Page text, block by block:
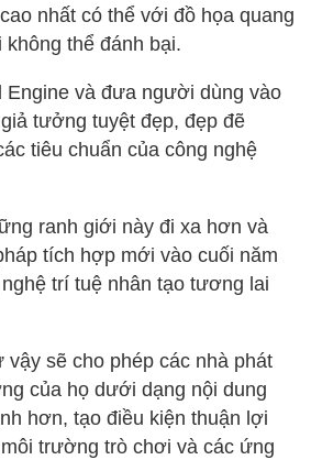
nhất có thể với đồ họa quang
thể đánh bại.
Engine và đưa người dùng vào
tưởng tuyệt đẹp, đẹp đẽ
tiêu chuẩn của công nghệ
ranh giới này đi xa hơn và
tích hợp mới vào cuối năm
trí tuệ nhân tạo tương lai
vậy sẽ cho phép các nhà phát
của họ dưới dạng nội dung
hơn, tạo điều kiện thuận lợi
trường trò chơi và các ứng